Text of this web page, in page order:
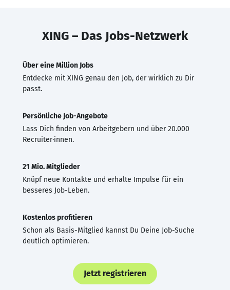
XING – Das Jobs-Netzwerk
Über eine Million Jobs
Entdecke mit XING genau den Job, der wirklich zu Dir
passt.
Persönliche Job-Angebote
Lass Dich finden von Arbeitgebern und über 20.000
Recruiter·innen.
21 Mio. Mitglieder
Knüpf neue Kontakte und erhalte Impulse für ein
besseres Job-Leben.
Kostenlos profitieren
Schon als Basis-Mitglied kannst Du Deine Job-Suche
deutlich optimieren.
Jetzt registrieren